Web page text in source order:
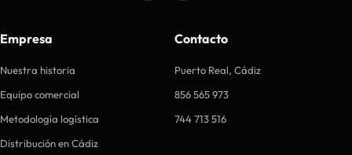
Empresa
Nuestra historia
Equipo comercial
Metodología logística
Distribución en Cádiz
Contacto
Puerto Real, Cádiz
856 565 973
744 713 516